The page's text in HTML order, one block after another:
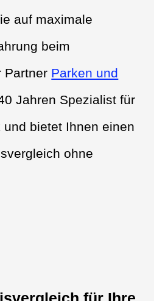
auf maximale
beim
Partner Parken und
Jahren Spezialist für
bietet Ihnen einen
ohne